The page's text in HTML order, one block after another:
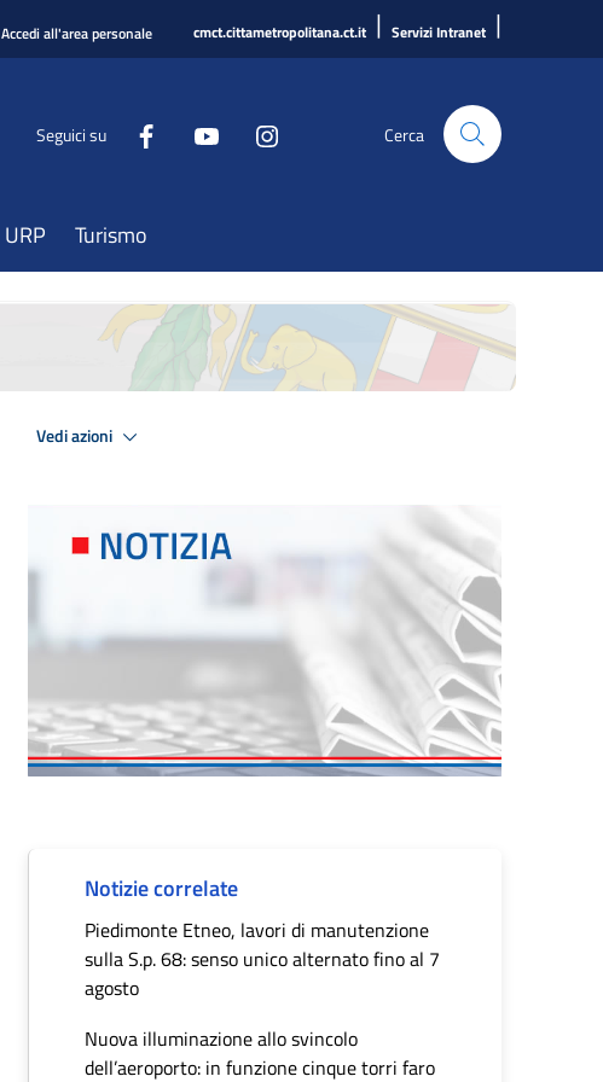
Accedi all'area personale cmct.cittametropolitana.ct.it | Servizi Intranet |
Seguici su Cerca
URP Turismo
Vedi azioni
Notizie correlate
Piedimonte Etneo, lavori di manutenzione
sulla S.p. 68: senso unico alternato fino al 7
agosto
Nuova illuminazione allo svincolo
dell’aeroporto: in funzione cinque torri faro